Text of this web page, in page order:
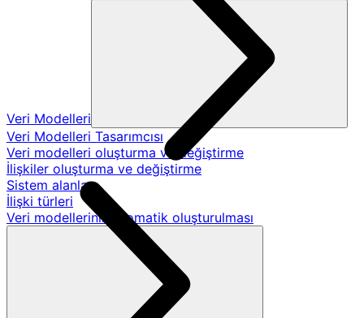
Veri Modelleri
Veri Modelleri Tasarımcısı
Veri modelleri oluşturma ve değiştirme
İlişkiler oluşturma ve değiştirme
Sistem alanları
İlişki türleri
Veri modellerinin otomatik oluşturulması